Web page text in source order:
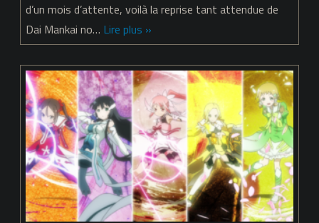
Yuuki
wa
Yuusha
de
Aru
–
Dai
Mankai
d’un mois d’attente, voilà la reprise tant attendue de
Dai Mankai no… Lire plus »